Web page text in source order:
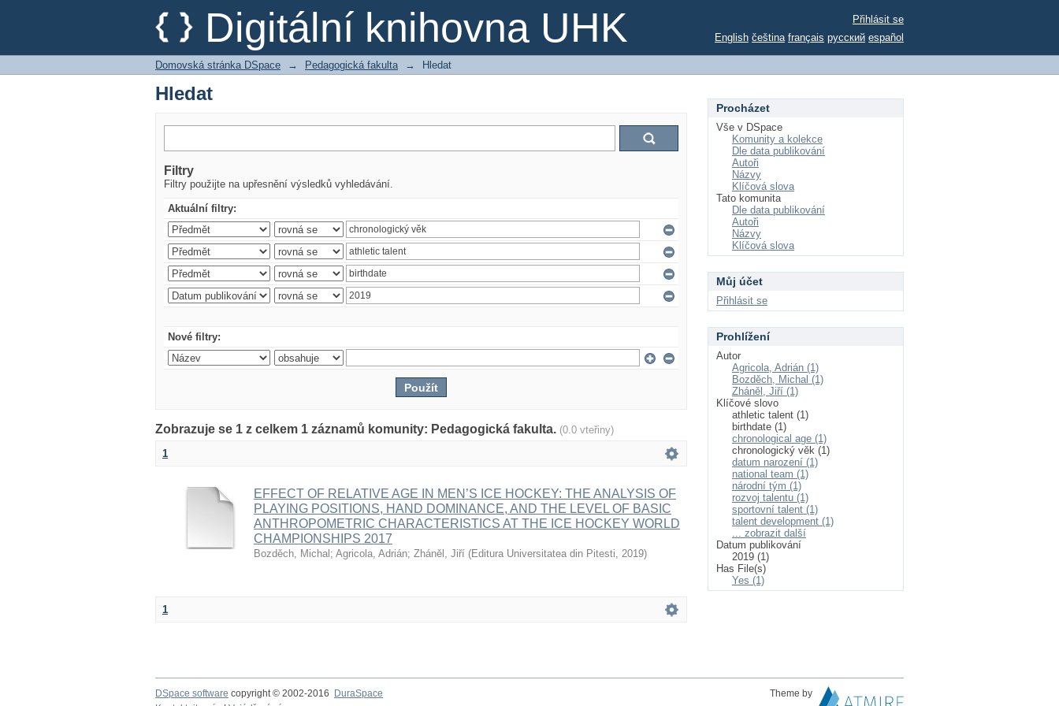
Digitální knihovna UHK
Hledat
Přihlásit se
English čeština français русский español
Domovská stránka DSpace → Pedagogická fakulta → Hledat
Hledat
Filtry
Filtry použijte na upřesnění výsledků vyhledávání.
Aktuální filtry:
Nové filtry:
Zobrazuje se 1 z celkem 1 záznamů komunity: Pedagogická fakulta. (0.0 vteřiny)
1
EFFECT OF RELATIVE AGE IN MEN’S ICE HOCKEY: THE ANALYSIS OF
PLAYING POSITIONS, HAND DOMINANCE, AND THE LEVEL OF BASIC
ANTHROPOMETRIC CHARACTERISTICS AT THE ICE HOCKEY WORLD
CHAMPIONSHIPS 2017
Bozděch, Michal ; Agricola, Adrián; Zháněl, Jiří (Editura Universitatea din Pitesti, 2019)
1
Procházet
Vše v DSpace
Komunity a kolekce
Dle data publikování
Autoři
Názvy
Klíčová slova
Tato komunita
Dle data publikování
Autoři
Názvy
Klíčová slova
Můj účet
Přihlásit se
Prohlížení
Autor
Agricola, Adrián (1)
Bozděch, Michal (1)
Zháněl, Jiří (1)
Klíčové slovo
athletic talent (1)
birthdate (1)
chronological age (1)
chronologický věk (1)
datum narození (1)
national team (1)
národní tým (1)
rozvoj talentu (1)
sportovní talent (1)
talent development (1)
... zobrazit další
Datum publikování
2019 (1)
Has File(s)
Yes (1)
DSpace software copyright © 2002-2016 DuraSpace
Theme by